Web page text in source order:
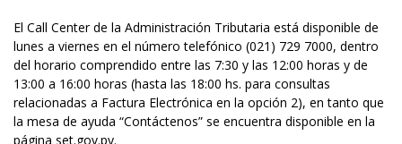
El Call Center de la Administración Tributaria está disponible de
lunes a viernes en el número telefónico (021) 729 7000, dentro
del horario comprendido entre las 7:30 y las 12:00 horas y de
13:00 a 16:00 horas (hasta las 18:00 hs. para consultas
relacionadas a Factura Electrónica en la opción 2), en tanto que
la mesa de ayuda “Contáctenos” se encuentra disponible en la
página set.gov.py.